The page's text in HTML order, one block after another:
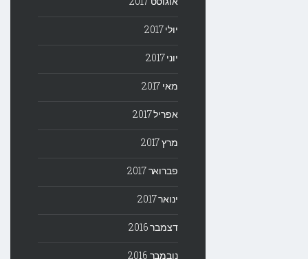
יולי 2017
יוני 2017
מאי 2017
אפריל 2017
מרץ 2017
פברואר 2017
ינואר 2017
דצמבר 2016
נובמבר 2016